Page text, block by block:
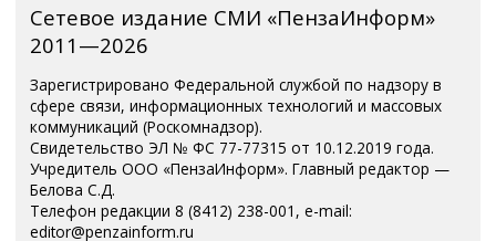
Сетевое издание СМИ «ПензаИнформ»
2011—2026
Зарегистрировано Федеральной службой по надзору в
сфере связи, информационных технологий и массовых
коммуникаций (Роскомнадзор).
Свидетельство ЭЛ № ФС 77-77315 от 10.12.2019 года.
Учредитель ООО «ПензаИнформ». Главный редактор —
Белова С.Д.
Телефон редакции 8 (8412) 238-001, e-mail:
editor@penzainform.ru